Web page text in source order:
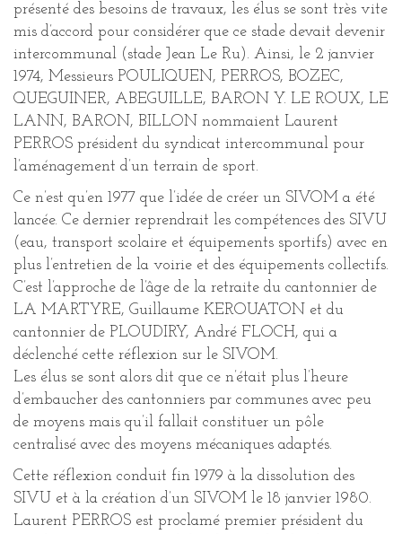
présenté des besoins de travaux, les élus se sont très vite
mis d’accord pour considérer que ce stade devait devenir
intercommunal (stade Jean Le Ru). Ainsi, le 2 janvier
1974, Messieurs POULIQUEN, PERROS, BOZEC,
QUEGUINER, ABEGUILLE, BARON Y. LE ROUX, LE
LANN, BARON, BILLON nommaient Laurent
PERROS président du syndicat intercommunal pour
l’aménagement d’un terrain de sport.
Ce n’est qu’en 1977 que l’idée de créer un SIVOM a été
lancée. Ce dernier reprendrait les compétences des SIVU
(eau, transport scolaire et équipements sportifs) avec en
plus l’entretien de la voirie et des équipements collectifs.
C’est l’approche de l’âge de la retraite du cantonnier de
LA MARTYRE, Guillaume KEROUATON et du
cantonnier de PLOUDIRY, André FLOCH, qui a
déclenché cette réflexion sur le SIVOM.
Les élus se sont alors dit que ce n’était plus l’heure
d’embaucher des cantonniers par communes avec peu
de moyens mais qu’il fallait constituer un pôle
centralisé avec des moyens mécaniques adaptés.
Cette réflexion conduit fin 1979 à la dissolution des
SIVU et à la création d’un SIVOM le 18 janvier 1980.
Laurent PERROS est proclamé premier président du